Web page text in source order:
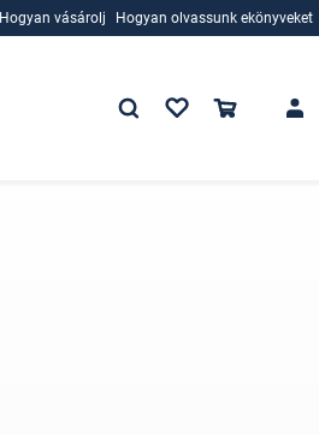
Hogyan vásárolj
Hogyan olvassunk ekönyveket